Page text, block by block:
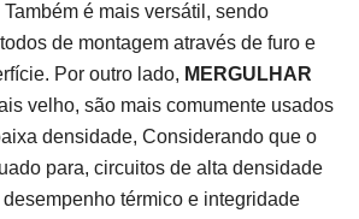
é mais versátil, sendo
de montagem através de furo e
Por outro lado, MERGULHAR
velho, são mais comumente usados
densidade, Considerando que o
para, circuitos de alta densidade
térmico e integridade